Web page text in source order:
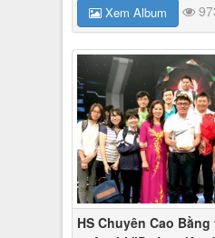
Xem Album
HS Chuyên Cao